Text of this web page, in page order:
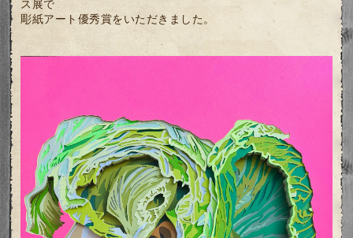
ス展で
彫紙アート優秀賞をいただきました。